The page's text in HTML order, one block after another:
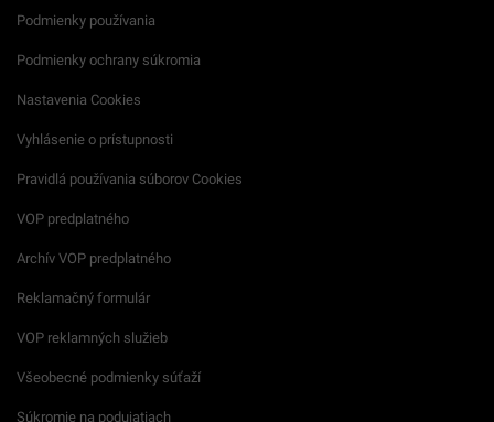
Podmienky používania
Podmienky ochrany súkromia
Nastavenia Cookies
Vyhlásenie o prístupnosti
Pravidlá používania súborov Cookies
VOP predplatného
Archív VOP predplatného
Reklamačný formulár
VOP reklamných služieb
Všeobecné podmienky súťaží
Súkromie na podujatiach